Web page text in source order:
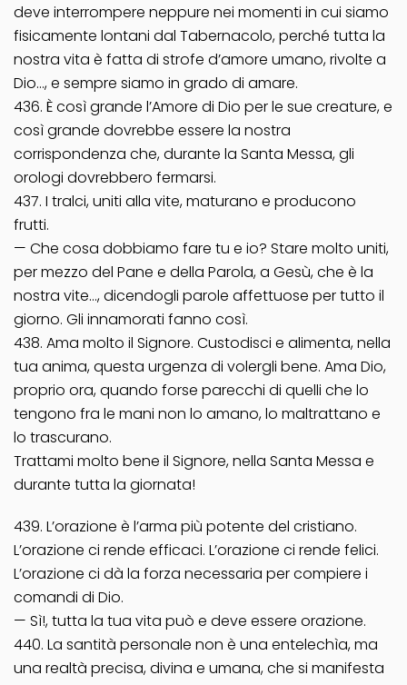
deve interrompere neppure nei momenti in cui siamo
fisicamente lontani dal Tabernacolo, perché tutta la
nostra vita è fatta di strofe d’amore umano, rivolte a
Dio…, e sempre siamo in grado di amare.
436. È così grande l’Amore di Dio per le sue creature, e
così grande dovrebbe essere la nostra
corrispondenza che, durante la Santa Messa, gli
orologi dovrebbero fermarsi.
437. I tralci, uniti alla vite, maturano e producono
frutti.
— Che cosa dobbiamo fare tu e io? Stare molto uniti,
per mezzo del Pane e della Parola, a Gesù, che è la
nostra vite…, dicendogli parole affettuose per tutto il
giorno. Gli innamorati fanno così.
438. Ama molto il Signore. Custodisci e alimenta, nella
tua anima, questa urgenza di volergli bene. Ama Dio,
proprio ora, quando forse parecchi di quelli che lo
tengono fra le mani non lo amano, lo maltrattano e
lo trascurano.
Trattami molto bene il Signore, nella Santa Messa e
durante tutta la giornata!
439. L’orazione è l’arma più potente del cristiano.
L’orazione ci rende efficaci. L’orazione ci rende felici.
L’orazione ci dà la forza necessaria per compiere i
comandi di Dio.
— Sì!, tutta la tua vita può e deve essere orazione.
440. La santità personale non è una entelechìa, ma
una realtà precisa, divina e umana, che si manifesta